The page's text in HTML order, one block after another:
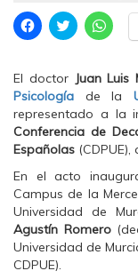
H
a
i
c
p
a
r
a
c
m
p
a
r
t
i
r
e
n
H
a
c
p
a
r
a
c
m
p
a
r
t
i
r
e
H
a
l
i
c
p
a
a
c
m
p
a
i
r
e
El doctor Juan Luis
Psicología de la
representado a la
Conferencia de
Españolas
En el acto
Campus de la
Universidad de
Agustín Romero
Universidad de
CDPUE).